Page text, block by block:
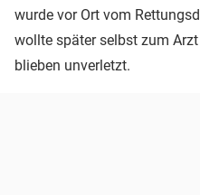
wurde vor Ort vom
wollte später selbst zum
blieben unverletzt.